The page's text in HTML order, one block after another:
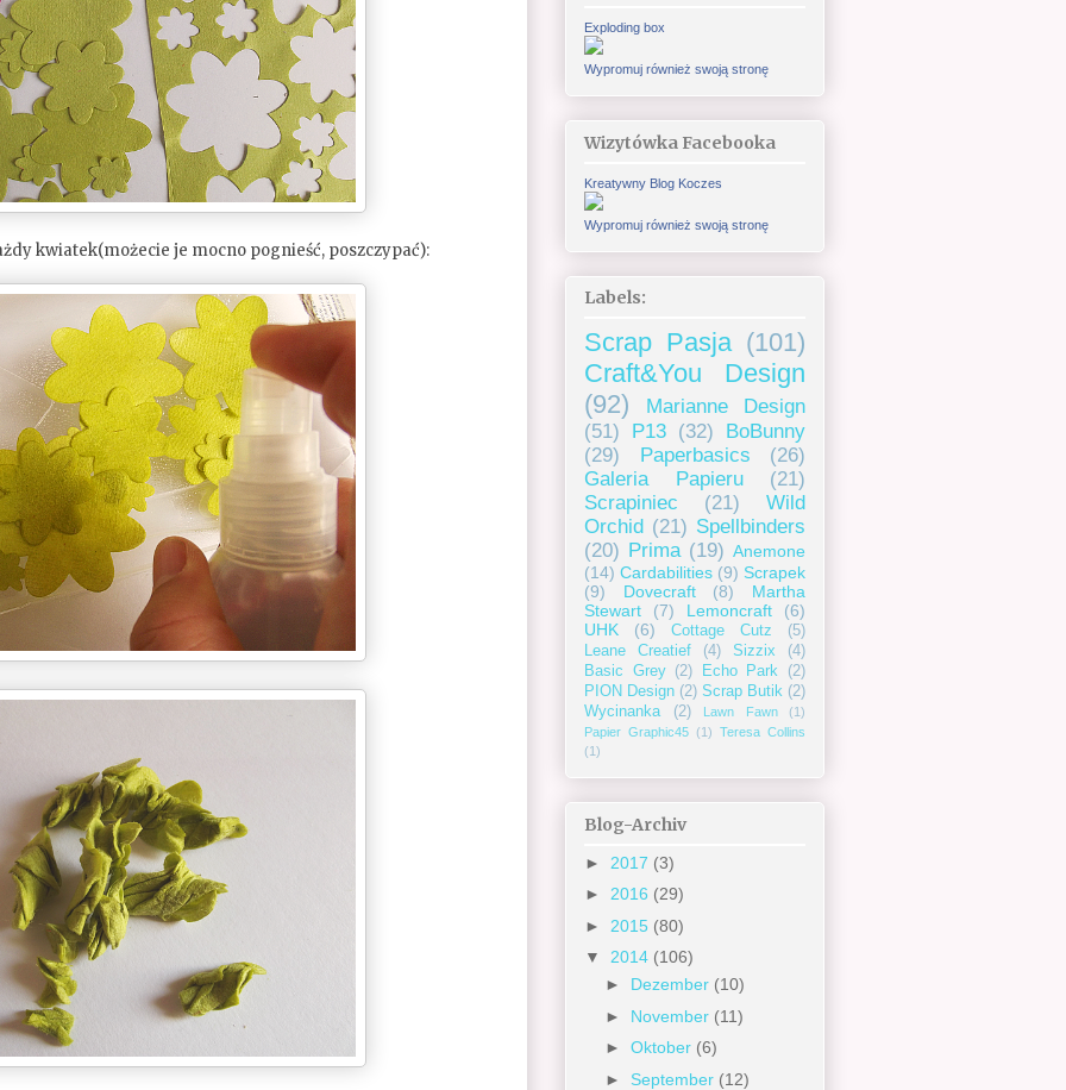
kwiatek(możecie je mocno pognieść, poszczypać):
Exploding box
Wypromuj również swoją stronę
Wizytówka Facebooka
Kreatywny Blog Koczes
Wypromuj również swoją stronę
Labels:
Scrap Pasja (101)
Craft&You Design
(92)
Marianne Design
(51)
P13 (32)
BoBunny
(29)
Paperbasics
(26)
Galeria Papieru
(21)
Scrapiniec
(21)
Wild
Orchid (21) Spellbinders
(20) Prima (19) Anemone
(14) Cardabilities (9) Scrapek
(9)
Dovecraft (8)
Martha
Stewart
(7) Lemoncraft
(6)
UHK
(6) Cottage Cutz
(5)
Leane Creatief
(4) Sizzix
(4)
Basic Grey (2) Echo Park
(2)
PION Design (2) Scrap Butik (2)
Wycinanka
(2) Lawn Fawn
(1)
Papier Graphic45 (1) Teresa Collins
(1)
Blog-Archiv
► 2017 (3)
► 2016 (29)
► 2015 (80)
▼ 2014 (106)
► Dezember (10)
► November (11)
► Oktober (6)
► September (12)